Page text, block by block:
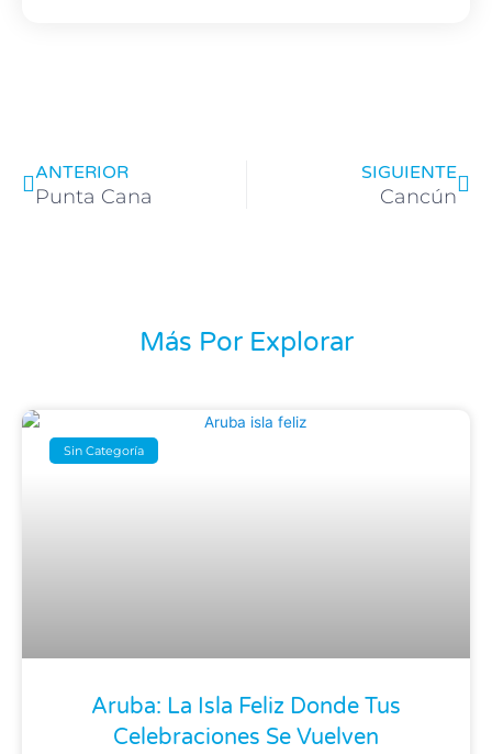
ANTERIOR
Punta Cana
SIGUIENTE
Cancún
Más Por Explorar
Sin Categoría
Aruba: La Isla Feliz Donde Tus
Celebraciones Se Vuelven